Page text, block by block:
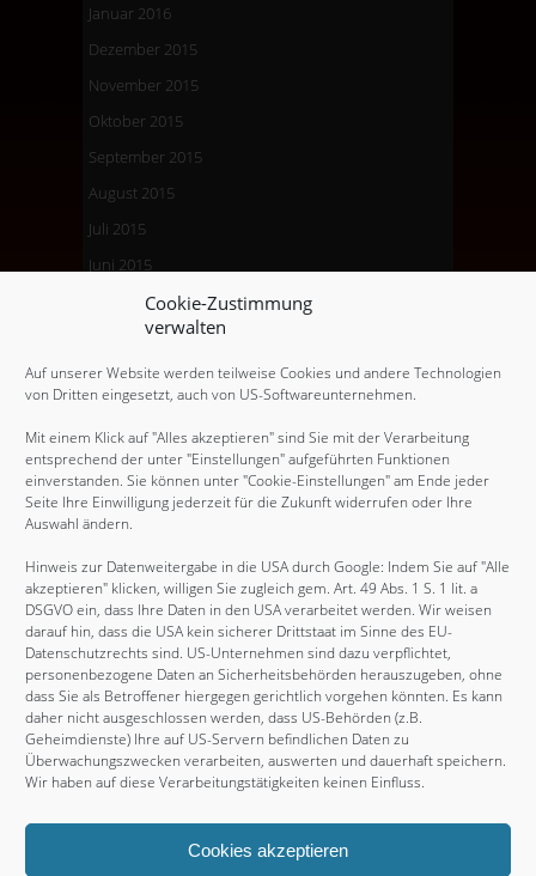
Cookie-Zustimmung
verwalten
Auf unserer Website werden teilweise Cookies und andere Technologien
von Dritten eingesetzt, auch von US-Softwareunternehmen.
Mit einem Klick auf "Alles akzeptieren" sind Sie mit der Verarbeitung
entsprechend der unter "Einstellungen" aufgeführten Funktionen
einverstanden. Sie können unter "Cookie-Einstellungen" am Ende jeder
Seite Ihre Einwilligung jederzeit für die Zukunft widerrufen oder Ihre
Auswahl ändern.
Hinweis zur Datenweitergabe in die USA durch Google: Indem Sie auf "Alle
akzeptieren" klicken, willigen Sie zugleich gem. Art. 49 Abs. 1 S. 1 lit. a
DSGVO ein, dass Ihre Daten in den USA verarbeitet werden. Wir weisen
darauf hin, dass die USA kein sicherer Drittstaat im Sinne des EU-
Datenschutzrechts sind. US-Unternehmen sind dazu verpflichtet,
personenbezogene Daten an Sicherheitsbehörden herauszugeben, ohne
dass Sie als Betroffener hiergegen gerichtlich vorgehen könnten. Es kann
daher nicht ausgeschlossen werden, dass US-Behörden (z.B.
Geheimdienste) Ihre auf US-Servern befindlichen Daten zu
Überwachungszwecken verarbeiten, auswerten und dauerhaft speichern.
Wir haben auf diese Verarbeitungstätigkeiten keinen Einfluss.
Cookies akzeptieren
Januar 2016
Dezember 2015
November 2015
Oktober 2015
September 2015
August 2015
Juli 2015
Juni 2015
Mai 2015
April 2015
März 2015
Dezember 2014
November 2014
August 2014
Mai 2014
Juni 2012
Juni 2011
Februar 2011
November 2010
August 2009
Juli 2009